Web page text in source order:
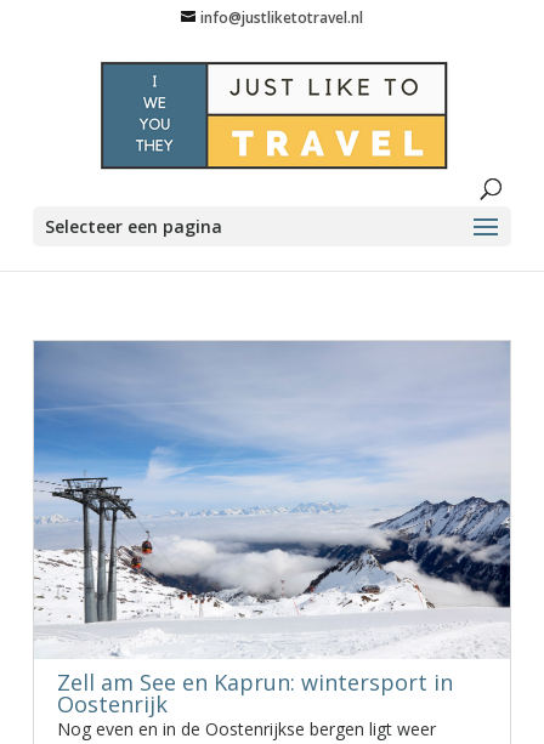
info@justliketotravel.nl
Selecteer een pagina
Zell am See en Kaprun: wintersport in
Oostenrijk
Nog even en in de Oostenrijkse bergen ligt weer